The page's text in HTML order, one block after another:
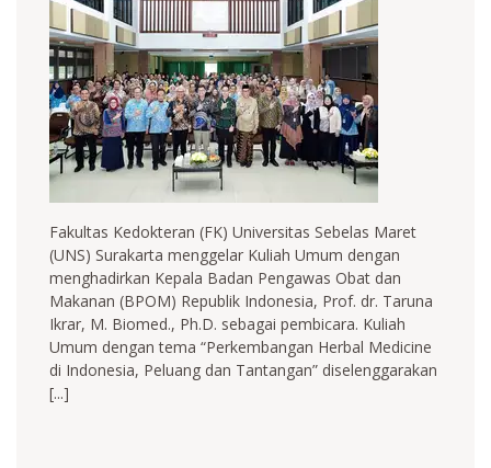
Fakultas Kedokteran (FK) Universitas Sebelas Maret
(UNS) Surakarta menggelar Kuliah Umum dengan
menghadirkan Kepala Badan Pengawas Obat dan
Makanan (BPOM) Republik Indonesia, Prof. dr. Taruna
Ikrar, M. Biomed., Ph.D. sebagai pembicara. Kuliah
Umum dengan tema “Perkembangan Herbal Medicine
di Indonesia, Peluang dan Tantangan” diselenggarakan
[...]